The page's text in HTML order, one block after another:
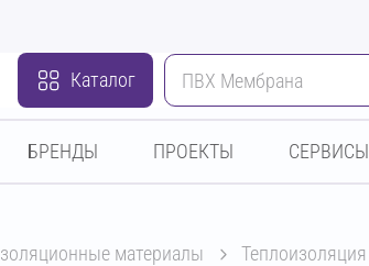
Каталог
БРЕНДЫ ПРОЕКТЫ СЕРВИСЫ
изоляционные материалы теплоизоляция